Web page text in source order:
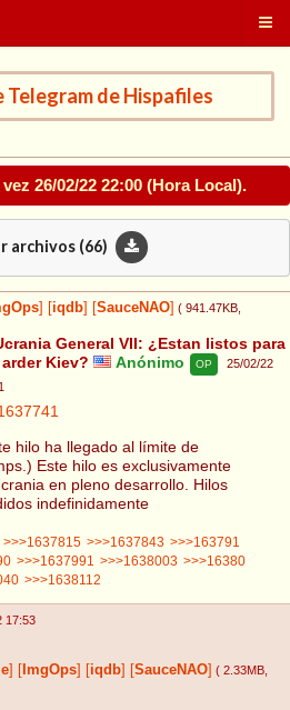
de Hispafiles
26/02/22 22:00 (Hora Local).
archivos (66)
iqdb SauceNAO ( 941.47KB
General VII: ¿Estan listos para
Kiev?
Anónimo OP
25/02/22
hilo ha llegado al límite de
Este hilo es exclusivamente
en pleno desarrollo. Hilos
indefinidamente
>>>1637815 >>>1637843 >>>163791
>>>1637991 >>>1638003 >>>16380
>>>1638112
17:53
ImgOps iqdb SauceNAO ( 2.33MB